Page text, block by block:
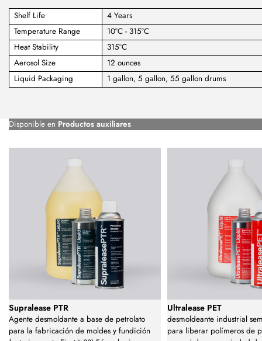
Shelf Life
4 Years
Temperature Range
10°C - 315°C
Heat Stability
315°C
Aerosol Size
12 ounces
Liquid Packaging
1 gallon, 5 gallon, 55 gallon drums
Disponible en Productos auxiliares
Supralease PTR
Agente desmoldante a base de petrolato
para la fabricación de moldes y fundición
Ultralease PET
desmoldeante industrial
para liberar polímeros de